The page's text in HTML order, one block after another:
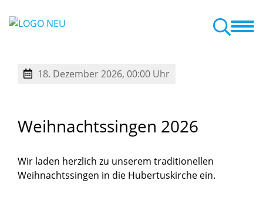
Elternengagement
18. Dezember 2026, 00:00 Uhr
Weihnachtssingen 2026
Wir laden herzlich zu unserem traditionellen
Weihnachtssingen in die Hubertuskirche ein.